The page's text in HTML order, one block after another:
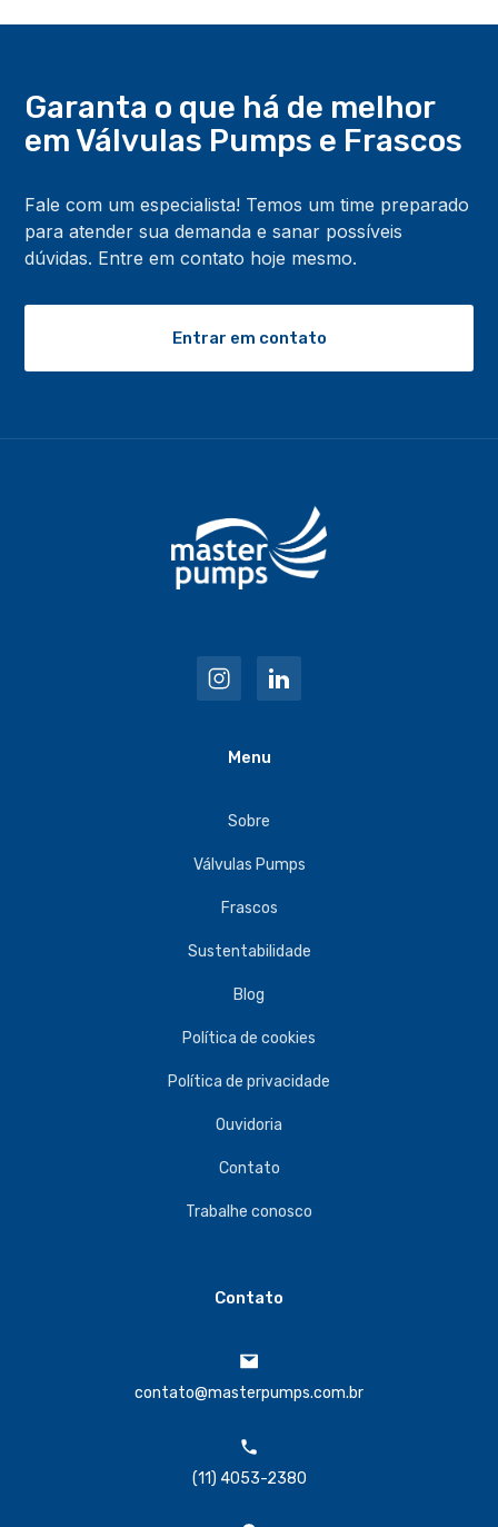
Garanta o que há de melhor
em Válvulas Pumps e Frascos
Fale com um especialista! Temos um time preparado
para atender sua demanda e sanar possíveis
dúvidas. Entre em contato hoje mesmo.
Entrar em contato
Menu
Sobre
Válvulas Pumps
Frascos
Sustentabilidade
Blog
Política de cookies
Política de privacidade
Ouvidoria
Contato
Trabalhe conosco
Contato
contato@masterpumps.com.br
(11) 4053-2380